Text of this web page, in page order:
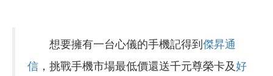
想要擁有一台心儀的手機記得到 傑昇通
信 ，挑戰手機市場最低價還送千元尊榮卡及好